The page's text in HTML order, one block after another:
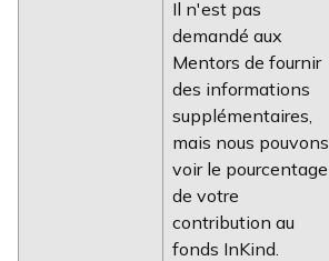
Il n'est pas
demandé aux
Mentors de fournir
des informations
supplémentaires,
mais nous pouvons
voir le pourcentage
de votre
contribution au
fonds InKind.